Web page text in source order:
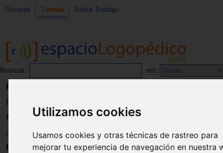
Utilizamos cookies
Usamos cookies y otras técnicas de rastreo para
mejorar tu experiencia de navegación en nuestra
Revista Tienda Bolsa Trabajo
Buscar: en:
Revista
Libros
Material
Juguetes
Formación